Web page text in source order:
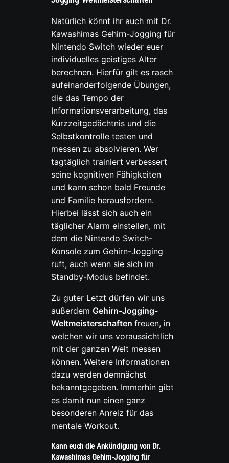
Natürlich könnt ihr auch mit Dr.
Kawashimas Gehirn-Jogging für
Nintendo Switch wieder euer
individuelles geistiges Alter
berechnen. Hierfür gilt es rasch
aufeinanderfolgende Übungen,
die das Tempo der
Informationsverarbeitung, das
Kurzzeitgedächtnis und die
Selbstkontrolle testen und
messen zu absolvieren. Wer
tagtäglich trainiert verbessert
seine kognitiven Fähigkeiten
und kann schon bald Freunde
und Familie herausfordern.
Hierbei lässt sich auch ein
täglicher Alarm einstellen, mit
dem die Nintendo Switch-
Konsole zum Gehirn-Jogging
ruft, auch wenn sie sich im
Standby-Modus befindet.
Zu guter Letzt dürfen wir uns
außerdemGehirn-Jogging-
Weltmeisterschaftenfreuen, in
welchen wir uns voraussichtlich
mit der ganzen Welt messen
können. Weitere Informationen
dazu werden demnächst
bekanntgegeben. Immerhin gibt
es damit nun einen ganz
besonderen Anreiz für das
mentale Workout.
Kann euch die Ankündigung von Dr.
Kawashimas Gehirn-Jogging für